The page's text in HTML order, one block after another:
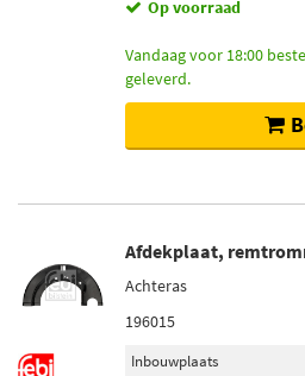
Op voorraad
Vandaag voor 18:00
geleverd.
Afdekplaat,
Achteras
196015
Inbouwplaats